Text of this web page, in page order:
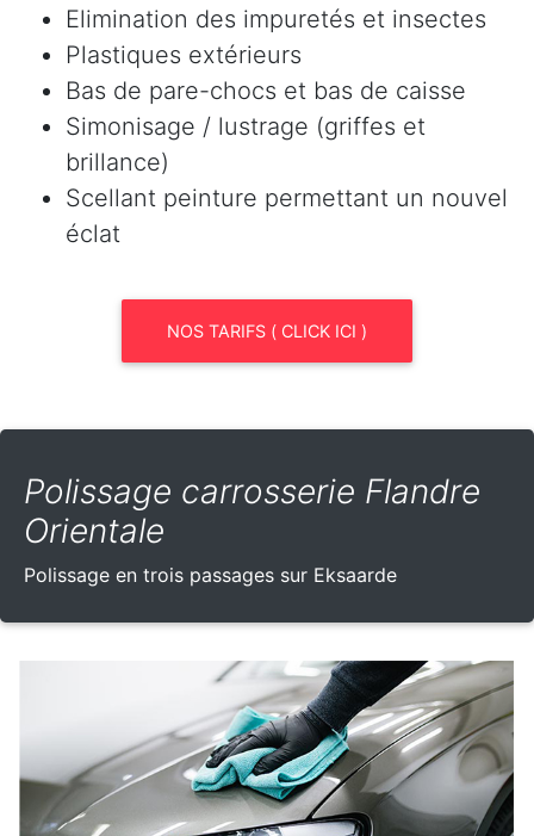
Elimination des impuretés et insectes
Plastiques extérieurs
Bas de pare-chocs et bas de caisse
Simonisage / lustrage (griffes et
brillance)
Scellant peinture permettant un nouvel
éclat
NOS TARIFS ( CLICK ICI )
Polissage carrosserie Flandre
Orientale
Polissage en trois passages sur Eksaarde